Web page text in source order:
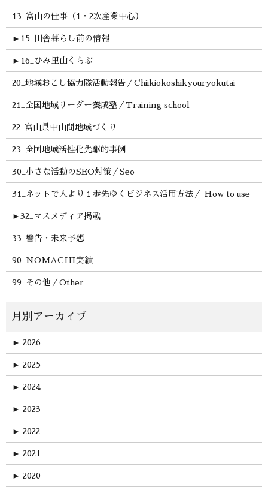
13_富山の仕事（1・2次産業中心）
► 15_田舎暮らし前の情報
► 16_ひみ里山くらぶ
20_地域おこし協力隊活動報告／Chiikiokoshikyouryokutai
21_全国地域リーダー養成塾／Training school
22_富山県中山間地域づくり
23_全国地域活性化先駆的事例
30_小さな活動のSEO対策／Seo
31_ネットで人より１歩先ゆくビジネス活用方法／ How to use
► 32_マスメディア掲載
33_警告・未来予想
90_NOMACHI実績
99_その他／Other
► 2026
► 2025
► 2024
► 2023
► 2022
► 2021
► 2020